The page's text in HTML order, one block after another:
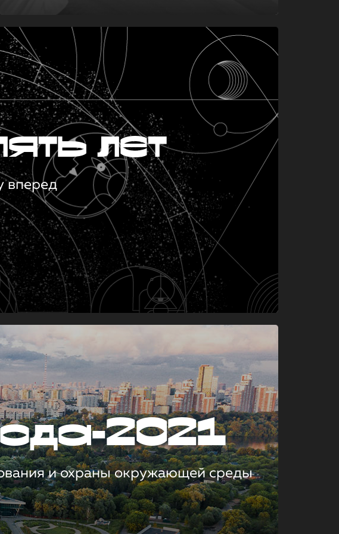
лет
вперед
2021
и охраны окружающей среды